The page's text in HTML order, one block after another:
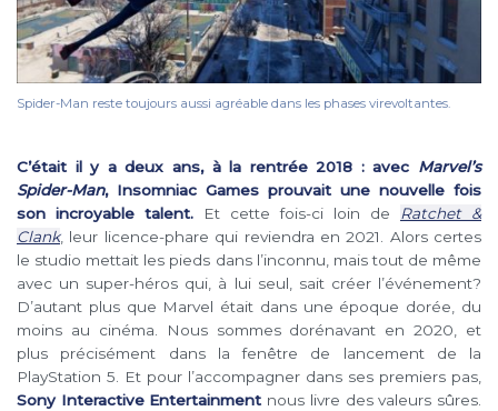
Spider-Man reste toujours aussi agréable dans les phases virevoltantes.
C’était il y a deux ans, à la rentrée 2018 : avec Marvel’s
Spider-Man, Insomniac Games prouvait une nouvelle fois
son incroyable talent. Et cette fois-ci loin de
Ratchet &
Clank, leur licence-phare qui reviendra en 2021. Alors certes
le studio mettait les pieds dans l’inconnu, mais tout de même
avec un super-héros qui, à lui seul, sait créer l’événement?
D’autant plus que Marvel était dans une époque dorée, du
moins au cinéma. Nous sommes dorénavant en 2020, et
plus précisément dans la fenêtre de lancement de la
PlayStation 5. Et pour l’accompagner dans ses premiers pas,
Sony Interactive Entertainment nous livre des valeurs sûres.